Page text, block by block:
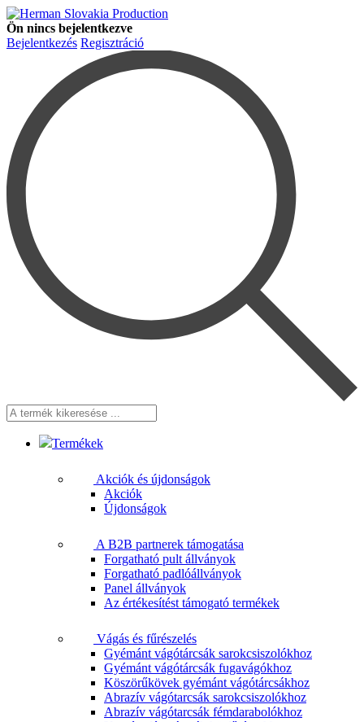
Ön nincs bejelentkezve
Bejelentkezés Regisztráció
A
termék
kikereséseTermékek
Akciók és újdonságok
Akciók
Újdonságok
A B2B partnerek támogatása
Forgatható pult állványok
Forgatható padlóállványok
Panel állványok
Az értékesítést támogató termékek
Vágás és fűrészelés
Gyémánt vágótárcsák sarokcsiszolókhoz
Gyémánt vágótárcsák fugavágókhoz
Köszörűkövek gyémánt vágótárcsákhoz
Abrazív vágótarcsák sarokcsiszolókhoz
Abrazív vágótarcsák fémdarabolókhoz